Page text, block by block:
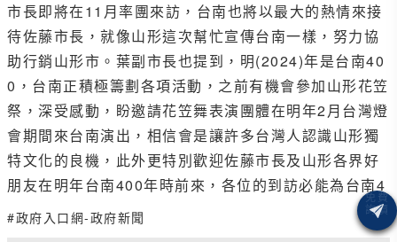
市長即將在11月率團來訪，台南也將以最大的熱情來接
待佐藤市長，就像山形這次幫忙宣傳台南一樣，努力協
助行銷山形市。葉副市長也提到，明(2024)年是台南40
0，台南正積極籌劃各項活動，之前有機會參加山形花笠
祭，深受感動，盼邀請花笠舞表演團體在明年2月台灣燈
會期間來台南演出，相信會是讓許多台灣人認識山形獨
特文化的良機，此外更特別歡迎佐藤市長及山形各界好
朋友在明年台南400年時前來，各位的到訪必能為台南4
#政府入口網-政府新聞